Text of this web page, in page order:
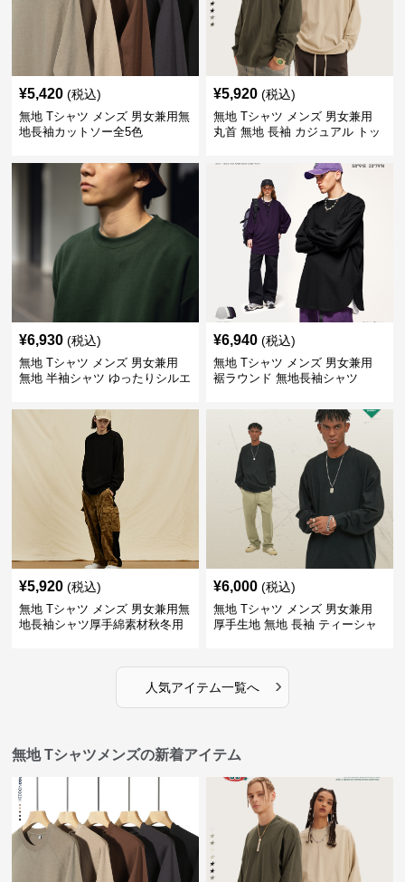
¥5,420 (税込)
無地 Tシャツ メンズ 男女兼用無
地長袖カットソー全5色
¥5,920 (税込)
無地 Tシャツ メンズ 男女兼用
丸首 無地 長袖 カジュアル トッ
¥6,930 (税込)
無地 Tシャツ メンズ 男女兼用
無地 半袖シャツ ゆったりシルエ
¥6,940 (税込)
無地 Tシャツ メンズ 男女兼用
裾ラウンド 無地長袖シャツ
¥5,920 (税込)
無地 Tシャツ メンズ 男女兼用無
地長袖シャツ厚手綿素材秋冬用
¥6,000 (税込)
無地 Tシャツ メンズ 男女兼用
厚手生地 無地 長袖 ティーシャ
人気アイテム一覧へ ›
無地 Tシャツメンズの新着アイテム